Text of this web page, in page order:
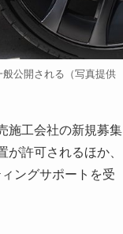
公開される（写真提供
施工会社の新規募集
許可されるほか、
ングサポートを受